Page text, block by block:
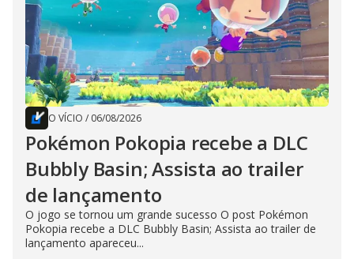
O VÍCIO / 06/08/2026
Pokémon Pokopia recebe a DLC
Bubbly Basin; Assista ao trailer
de lançamento
O jogo se tornou um grande sucesso O post Pokémon
Pokopia recebe a DLC Bubbly Basin; Assista ao trailer de
lançamento apareceu...